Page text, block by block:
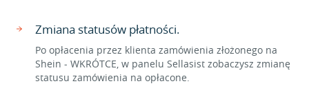
Zmiana statusów płatności.
Po opłacenia przez klienta zamówienia złożonego na
Shein - WKRÓTCE, w panelu Sellasist zobaczysz zmianę
statusu zamówienia na opłacone.